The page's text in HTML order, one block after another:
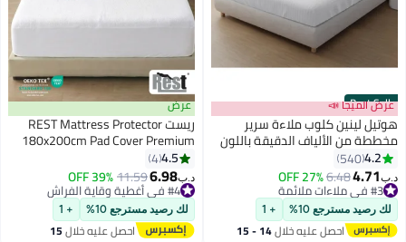
Best Seller
عرض الميجا 📣
هوتيل لينين كلوب ملاءة سرير
مخططة من الألياف الدقيقة باللون
الأبيض مقاس سوبر كينج 200 × 200
سم
4.2
540
د.ب‏4.71
6.48
27% OFF #3 في ملاءات ملائمة
أقل سعر في 30 يوم
تم بيع +100 مؤخرًا
#3 في ملاءات ملائمة
لك رصيد مسترجع 10% + 1
احصل عليه خلال 14 - 15
عرض
ريست REST Mattress Protector
180x200cm Pad Cover Premium
100% Waterproof - Breathable,
Soft Cotton Terry Surface,
Noiseless, Fitted 35CM Deep
Pocket, King Size
4.5
4
د.ب‏6.98
11.59
39% OFF
#4 في أغطية وقاية الفراش
#4 في أغطية وقاية الفراش
لك رصيد مسترجع 10% + 1
احصل عليه خلال15